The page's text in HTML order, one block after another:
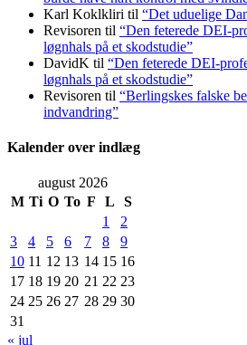
Karl Koklkliri til “Det uduelige
Revisoren til “Den feterede DEI-
løgnhals på et skodstudie”
DavidK til “Den feterede DEI-
løgnhals på et skodstudie”
Revisoren til “Berlingskes falske
indvandring”
Kalender over indlæg
august 2026
M Ti O To F L
S
1
2
3
4 5 6 7 8
9
10 11 12 13 14 15 16
17 18 19 20 21 22 23
24 25 26 27 28 29 30
31
« jul